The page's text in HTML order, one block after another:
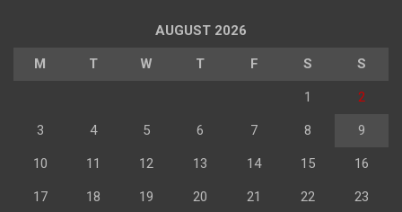
AUGUST 2026
M T W T F S S
1 2
3 4 5 6 7 8 9
10 11 12 13 14 15 16
17 18 19 20 21 22 23